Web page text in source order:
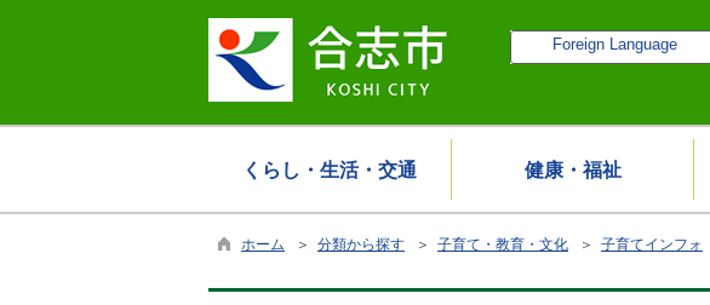
Foreign Language
くらし・生活・交通 健康・福祉
ホーム ＞ 分類から探す ＞ 子育て・教育・文化 ＞ 子育てインフォ